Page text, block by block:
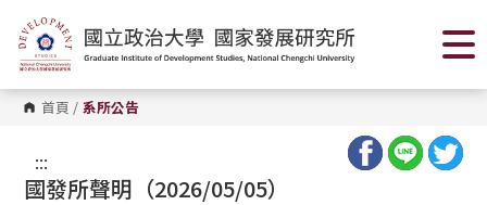
到
主
要
內
容
區 首頁 / 系所公告
:::
國發所聲明（2026/05/05）